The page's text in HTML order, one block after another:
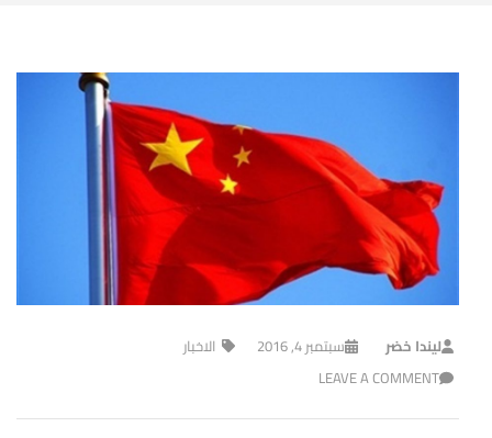
ليندا خضر سبتمبر 4, 2016
الاخبار
LEAVE A COMMENT